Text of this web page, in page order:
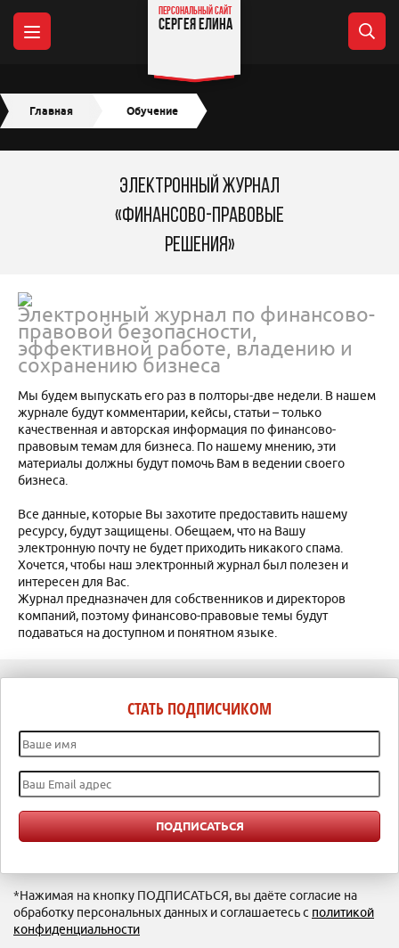
ПЕРСОНАЛЬНЫЙ САЙТ
СЕРГЕЯ ЕЛИНА
Главная Обучение
ЭЛЕКТРОННЫЙ ЖУРНАЛ
«ФИНАНСОВО-ПРАВОВЫЕ
РЕШЕНИЯ»
Электронный журнал по финансово-
правовой безопасности,
эффективной работе, владению и
сохранению бизнеса
Мы будем выпускать его раз в полторы-две недели. В нашем
журнале будут комментарии, кейсы, статьи – только
качественная и авторская информация по финансово-
правовым темам для бизнеса. По нашему мнению, эти
материалы должны будут помочь Вам в ведении своего
бизнеса.
Все данные, которые Вы захотите предоставить нашему
ресурсу, будут защищены. Обещаем, что на Вашу
электронную почту не будет приходить никакого спама.
Хочется, чтобы наш электронный журнал был полезен и
интересен для Вас.
Журнал предназначен для собственников и директоров
компаний, поэтому финансово-правовые темы будут
подаваться на доступном и понятном языке.
СТАТЬ ПОДПИСЧИКОМ
*Нажимая на кнопку ПОДПИСАТЬСЯ, вы даёте согласие на
обработку персональных данных и соглашаетесь с политикой
конфиденциальности